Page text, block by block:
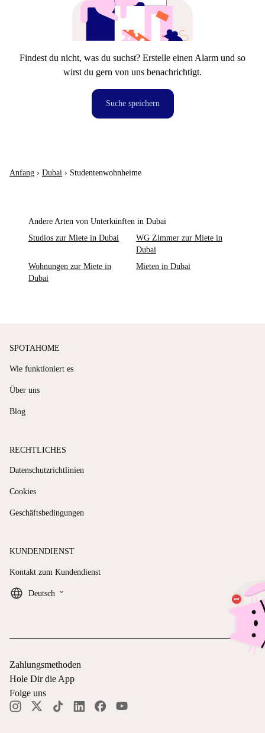
Findest du nicht, was du suchst? Erstelle einen Alarm und so
wirst du gern von uns benachrichtigt.
Suche speichern
Anfang › Dubai › Studentenwohnheime
Andere Arten von Unterkünften in Dubai
Studios zur Miete in Dubai
WG Zimmer zur Miete in
Dubai
Wohnungen zur Miete in
Dubai
Mieten in Dubai
SPOTAHOME
Wie funktioniert es
Über uns
Blog
RECHTLICHES
Datenschutzrichtlinien
Cookies
Geschäftsbedingungen
KUNDENDIENST
Kontakt zum Kundendienst
Deutsch keyboard_arrow_down
Zahlungsmethoden
Hole Dir die App
Folge uns